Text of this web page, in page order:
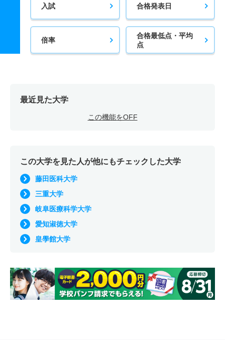
入試 合格発表日
倍率
合格最低点・平均
点
最近見た大学
この機能をOFF
この大学を見た人が他にもチェックした大学
藤田医科大学
三重大学
岐阜医療科学大学
愛知淑徳大学
皇學館大学